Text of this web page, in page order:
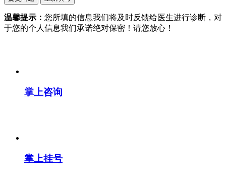
温馨提示： 您所填的信息我们将及时反馈给医生进行诊断，对
于您的个人信息我们承诺绝对保密！请您放心！
掌上咨询
掌上挂号